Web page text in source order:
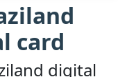
card
digital